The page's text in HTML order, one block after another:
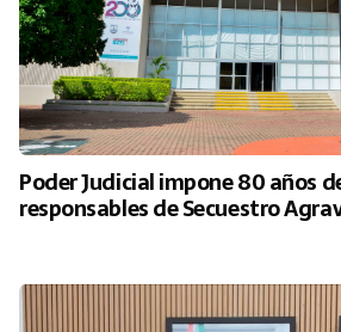
Poder Judicial impone 80 años
responsables de Secuestro